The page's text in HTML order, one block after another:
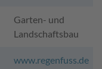
Garten- und
Landschaftsbau
www.regenfuss.de